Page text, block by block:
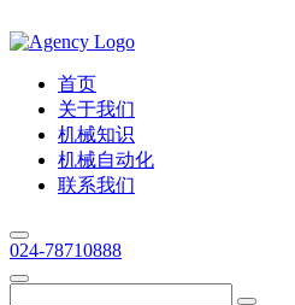
首页
关于我们
机械知识
机械自动化
联系我们
024-78710888